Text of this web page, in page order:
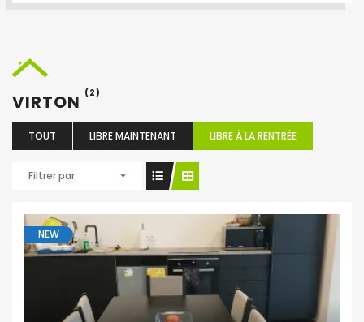
VIRTON (2)
TOUT LIBRE MAINTENANT LIBRE À LA RENTRÉE
Filtrer par
NEW